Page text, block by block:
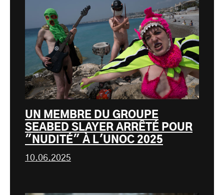
UN MEMBRE DU GROUPE
SEABED SLAYER ARRÊTÉ POUR
"NUDITÉ" À L'UNOC 2025
10.06.2025